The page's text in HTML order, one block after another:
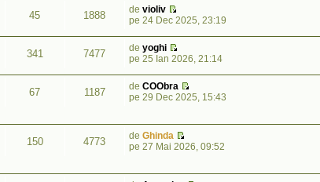
45 1888 de violiv
pe 24 Dec 2025, 23:19
341 7477 de yoghi
pe 25 Ian 2026, 21:14
67 1187 de COObra
pe 29 Dec 2025, 15:43
150 4773 de Ghinda
pe 27 Mai 2026, 09:52